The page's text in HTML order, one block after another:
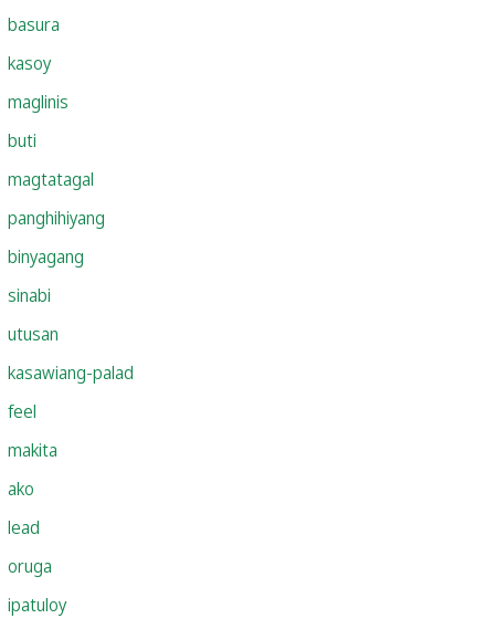
basura
kasoy
maglinis
buti
magtatagal
panghihiyang
binyagang
sinabi
utusan
kasawiang-palad
feel
makita
ako
lead
oruga
ipatuloy